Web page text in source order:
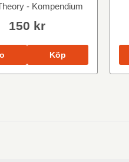
- Kompendium
150 kr
Köp